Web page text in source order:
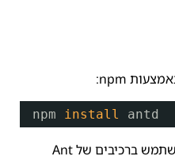
npm install antd
לאחר ההתקנה, ניתן לייבא ולהשתמש ברכיבים של Ant